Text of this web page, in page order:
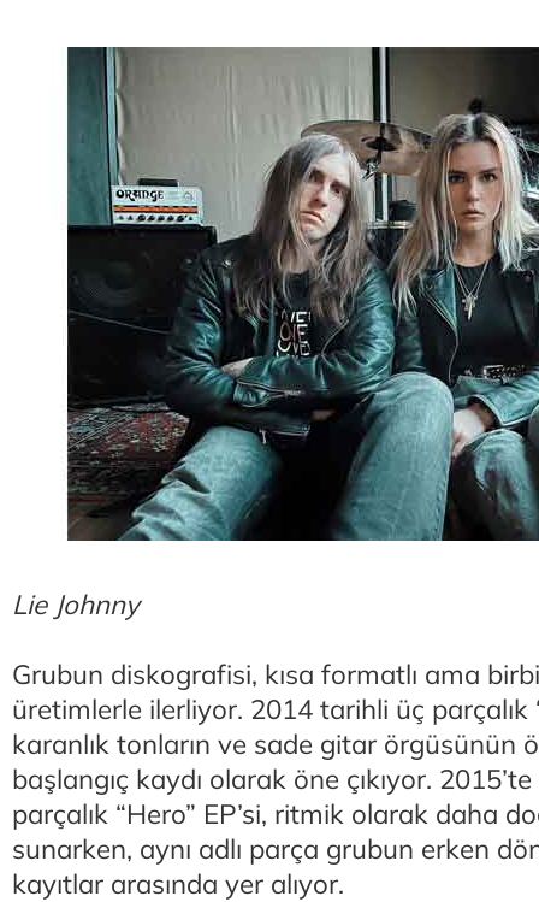
Lie Johnny
Grubun diskografisi, kısa formatlı ama
üretimlerle ilerliyor. 2014 tarihli üç parçalık
karanlık tonların ve sade gitar örgüsünün
başlangıç kaydı olarak öne çıkıyor.
parçalık “Hero” EP’si, ritmik olarak daha
sunarken, aynı adlı parça grubun erken
kayıtlar arasında yer alıyor.